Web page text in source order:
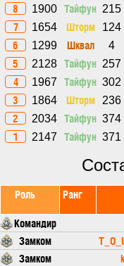
8 1900 Тайфун 215
7 1654 Шторм 124
6 1299 Шквал 4
5 2128 Тайфун 257
4 1967 Тайфун 302
3 1864 Шторм 236
2 2034 Тайфун 374
1 2147 Тайфун 371
Роль Ранг
Командир
Замком
Замком